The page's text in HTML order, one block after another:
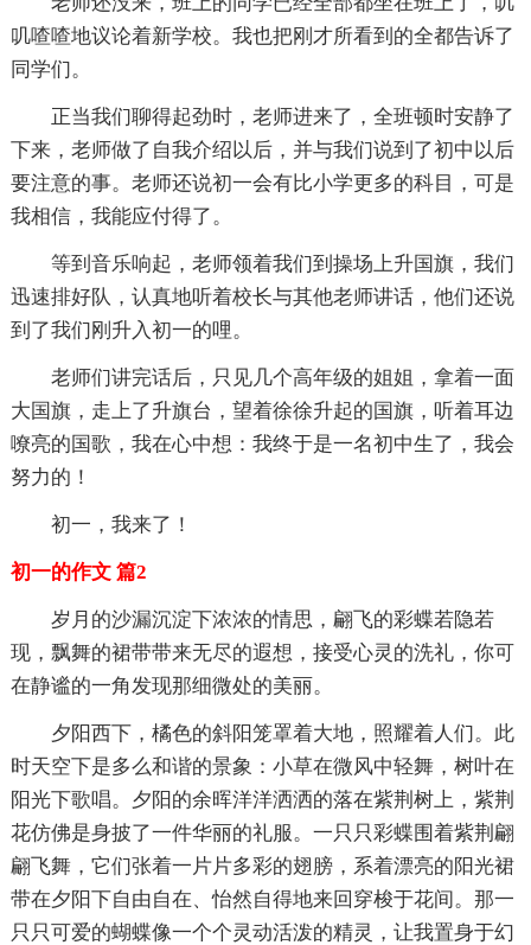
叽喳喳地议论着新学校。我也把刚才所看到的全都告诉了
同学们。
正当我们聊得起劲时，老师进来了，全班顿时安静了
下来，老师做了自我介绍以后，并与我们说到了初中以后
要注意的事。老师还说初一会有比小学更多的科目，可是
我相信，我能应付得了。
等到音乐响起，老师领着我们到操场上升国旗，我们
迅速排好队，认真地听着校长与其他老师讲话，他们还说
到了我们刚升入初一的哩。
老师们讲完话后，只见几个高年级的姐姐，拿着一面
大国旗，走上了升旗台，望着徐徐升起的国旗，听着耳边
嘹亮的国歌，我在心中想：我终于是一名初中生了，我会
努力的！
初一，我来了！
初一的作文 篇2
岁月的沙漏沉淀下浓浓的情思，翩飞的彩蝶若隐若
现，飘舞的裙带带来无尽的遐想，接受心灵的洗礼，你可
在静谧的一角发现那细微处的美丽。
夕阳西下，橘色的斜阳笼罩着大地，照耀着人们。此
时天空下是多么和谐的景象：小草在微风中轻舞，树叶在
阳光下歌唱。夕阳的余晖洋洋洒洒的落在紫荆树上，紫荆
花仿佛是身披了一件华丽的礼服。一只只彩蝶围着紫荆翩
翩飞舞，它们张着一片片多彩的翅膀，系着漂亮的阳光裙
带在夕阳下自由自在、怡然自得地来回穿梭于花间。那一
只只可爱的蝴蝶像一个个灵动活泼的精灵，让我置身于幻